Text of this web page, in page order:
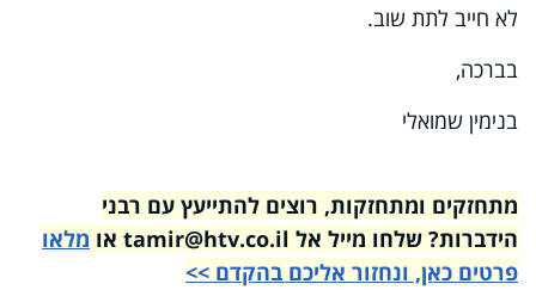
לא חייב לתת שוב.
בברכה,
בנימין שמואלי
מתחזקים ומתחזקות, רוצים להתייעץ עם רבני
הידברות? שלחו מייל אל tamir@htv.co.il או
מלאו
פרטים כאן, ונחזור אליכם בהקדם >>